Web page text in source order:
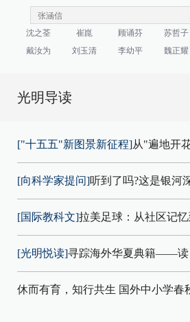
沈之荃 崔崑 顾诵芬 苏哲子
戴汝为
刘玉清 李幼平 魏正耀
光明导读
["十五五"新图景新征程]从"遍地开
[向科学家提问]听到了吗?这是银河
[国际教科文]拉美足球：从社区记
[光明悦读]寻踪海外华夏典籍——读
休而有育，知行共生 国外中小学春